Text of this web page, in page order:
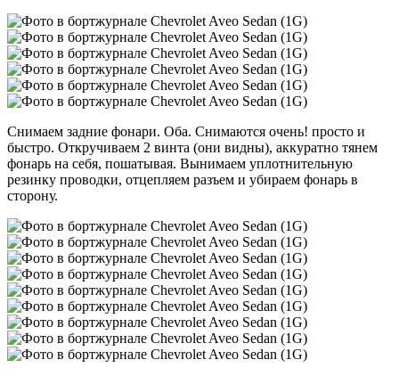
Снимаем задние фонари. Оба. Снимаются очень! просто и
быстро. Откручиваем 2 винта (они видны), аккуратно тянем
фонарь на себя, пошатывая. Вынимаем уплотнительную
резинку проводки, отцепляем разъем и убираем фонарь в
сторону.